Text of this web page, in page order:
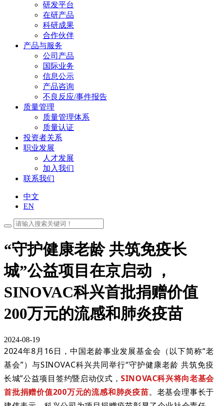
研发平台
在研产品
科研成果
合作伙伴
产品与服务
公司产品
国际业务
信息公示
产品咨询
不良反应/事件报告
质量管理
质量管理体系
质量认证
投资者关系
职业发展
人才发展
加入我们
联系我们
中文
EN
“守护健康老龄 共筑免疫长
城”公益项目在京启动 ，
SINOVAC科兴首批捐赠价值
200万元的流感和肺炎疫苗
2024-08-19
2024年8月16日，中国老龄事业发展基金会（以下简称“老
基会”）与SINOVAC科兴共同举行“守护健康老龄 共筑免疫
长城”公益项目签约暨启动仪式，SINOVAC科兴将向老基会
首批捐赠价值200万元的流感和肺炎疫苗。老基会理事长于